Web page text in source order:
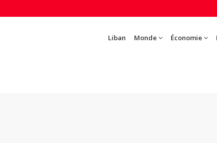
Liban Monde Économie